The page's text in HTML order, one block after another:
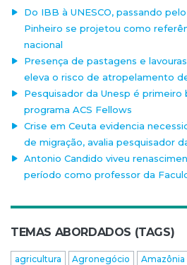
Do IBB à UNESCO, passando
Pinheiro se projetou como
nacional
Presença de pastagens e
eleva o risco de atropelamento
Pesquisador da Unesp é primeiro
programa ACS Fellows
Crise em Ceuta evidencia
de migração, avalia pesquisador
Antonio Candido viveu
período como professor da
TEMAS ABORDADOS (TAGS)
agricultura Agronegócio Amazônia